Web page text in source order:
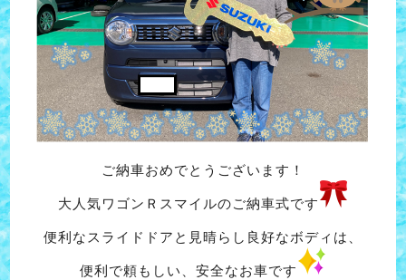
ご納車おめでとうございます！
大人気ワゴンＲスマイルのご納車式です
便利なスライドドアと見晴らし良好なボディは、
便利で頼もしい、安全なお車です